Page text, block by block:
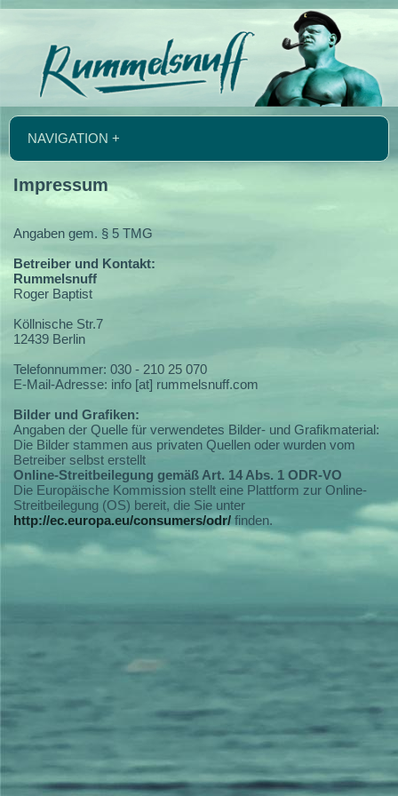
NAVIGATION +
Impressum
Angaben gem. § 5 TMG
Betreiber und Kontakt:
Rummelsnuff
Roger Baptist
Köllnische Str.7
12439 Berlin
Telefonnummer: 030 - 210 25 070
E-Mail-Adresse: info [at] rummelsnuff.com
Bilder und Grafiken:
Angaben der Quelle für verwendetes Bilder- und Grafikmaterial:
Die Bilder stammen aus privaten Quellen oder wurden vom
Betreiber selbst erstellt
Online-Streitbeilegung gemäß Art. 14 Abs. 1 ODR-VO
Die Europäische Kommission stellt eine Plattform zur Online-
Streitbeilegung (OS) bereit, die Sie unter
http://ec.europa.eu/consumers/odr/ finden.